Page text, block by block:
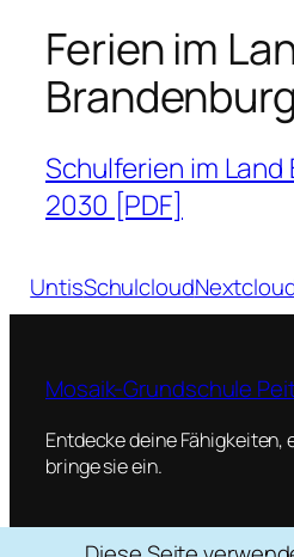
Ferien im
Schulferien im
2030 [PDF]
UntisSchulcloud
Mosaik-Grundschule
Entdecke deine Fähigkeiten,
bringe sie ein.